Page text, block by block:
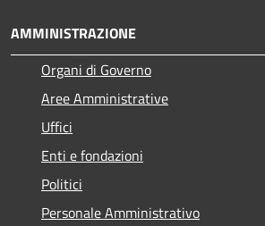
AMMINISTRAZIONE
Organi di Governo
Aree Amministrative
Uffici
Enti e fondazioni
Politici
Personale Amministrativo